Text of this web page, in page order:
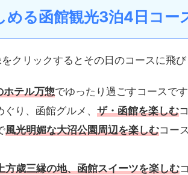
る函館観光3泊4日コー
クリックするとその日のコースに飛び
ホテル万惣でゆったり過ごすコースです
り、函館グルメ、 ザ・函館を楽しむ
風光明媚な大沼公園周辺を楽しむコー
方歳三縁の地、函館スイーツを楽しむ